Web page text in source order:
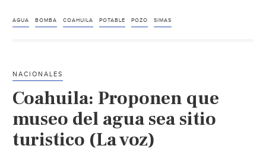
Simas
‘Alamito’
(Noticias
de
el
AGUA BOMBA COAHUILA POTABLE POZO SIMAS
NACIONALES
Coahuila: Proponen que
museo del agua sea sitio
turistico (La voz)